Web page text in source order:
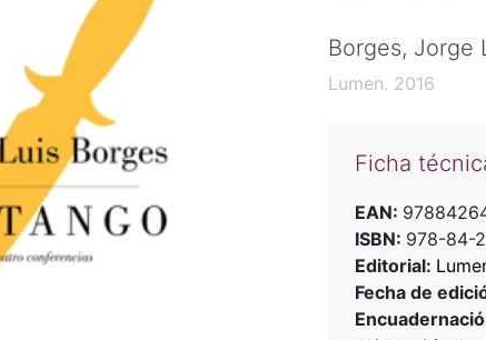
Borges, Jorge
Lumen. 2016
Ficha
EAN:
ISBN: 978-84-
Editorial:
Fecha de